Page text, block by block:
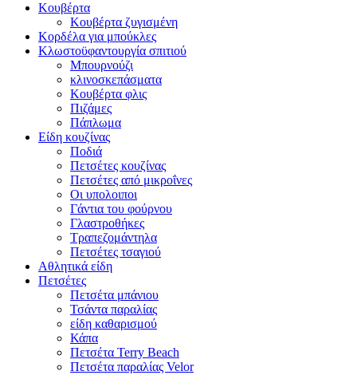
Κουβέρτα
Κουβέρτα ζυγισμένη
Κορδέλα για μπούκλες
Κλωστοϋφαντουργία σπιτιού
Μπουρνούζι
κλινοσκεπάσματα
Κουβέρτα φλις
Πιζάμες
Πάπλωμα
Είδη κουζίνας
Ποδιά
Πετσέτες κουζίνας
Πετσέτες από μικροΐνες
Οι υπολοιποι
Γάντια του φούρνου
Γλαστροθήκες
Τραπεζομάντηλα
Πετσέτες τσαγιού
Αθλητικά είδη
Πετσέτες
Πετσέτα μπάνιου
Τσάντα παραλίας
είδη καθαρισμού
Κάπα
Πετσέτα Terry Beach
Πετσέτα παραλίας Velor